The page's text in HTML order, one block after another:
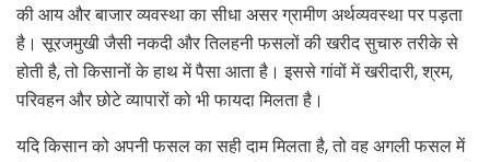
की आय और बाजार व्यवस्था का सीधा असर ग्रामीण अर्थव्यवस्था पर पड़ता
है। सूरजमुखी जैसी नकदी और तिलहनी फसलों की खरीद सुचारु तरीके से
होती है, तो किसानों के हाथ में पैसा आता है। इससे गांवों में खरीदारी, श्रम,
परिवहन और छोटे व्यापारों को भी फायदा मिलता है।
यदि किसान को अपनी फसल का सही दाम मिलता है, तो वह अगली फसल में